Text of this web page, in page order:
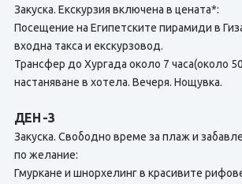
Закуска. Екскурзия включена в цената*:
Посещение на Египетските пирамиди в
входна такса и екскурзовод.
Трансфер до Хургада около 7 часа(около
настаняване в хотела. Вечеря. Нощувка.
ДЕН -3
Закуска. Свободно време за плаж и
по желание:
Гмуркане и шнорхелинг в красивите